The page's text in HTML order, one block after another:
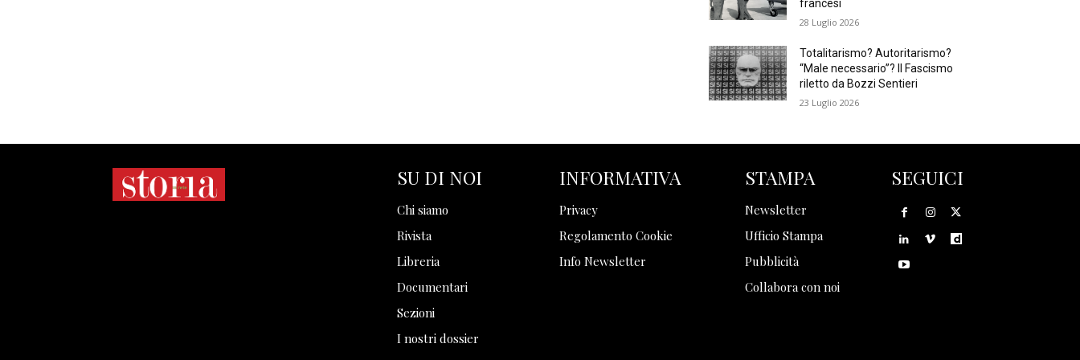
francesi
28 Luglio 2026
Totalitarismo? Autoritarismo?
“Male necessario”? Il Fascismo
riletto da Bozzi Sentieri
23 Luglio 2026
SU DI NOI
Chi siamo
Rivista
Libreria
Documentari
Sezioni
I nostri dossier
INFORMATIVA
Privacy
Regolamento Cookie
Info Newsletter
STAMPA
Newsletter
Ufficio Stampa
Pubblicità
Collabora con noi
SEGUICI